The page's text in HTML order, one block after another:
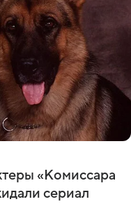
«Комиссара
сериал